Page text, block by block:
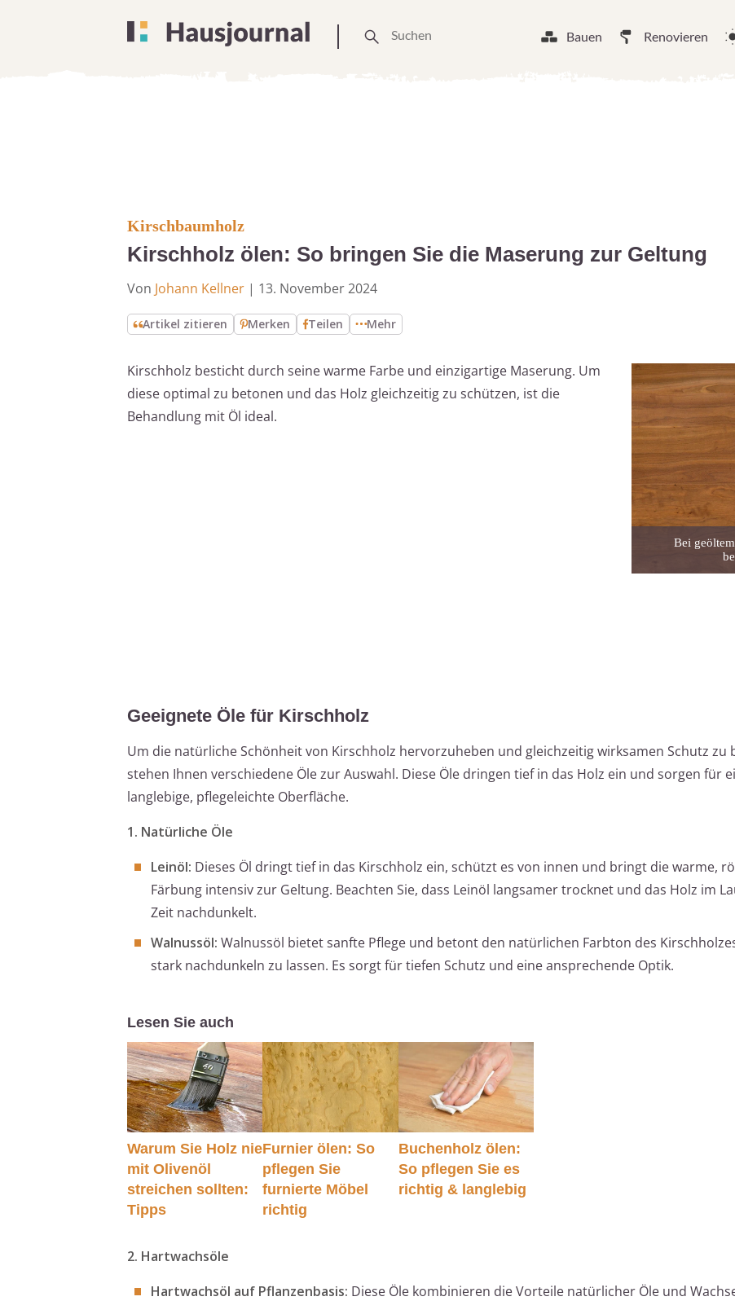
Bauen Renovieren
Kirschbaumholz
Kirschholz ölen: So bringen Sie die Maserung zur Geltung
Von Johann Kellner | 13. November 2024
Artikel zitieren Merken Teilen Mehr
Kirschholz besticht durch seine warme Farbe und einzigartige Maserung. Um
diese optimal zu betonen und das Holz gleichzeitig zu schützen, ist die
Behandlung mit Öl ideal.
Bei
Geeignete Öle für Kirschholz
Um die natürliche Schönheit von Kirschholz hervorzuheben und gleichzeitig wirksamen Schutz zu
stehen Ihnen verschiedene Öle zur Auswahl. Diese Öle dringen tief in das Holz ein und sorgen für
langlebige, pflegeleichte Oberfläche.
1. Natürliche Öle
Leinöl: Dieses Öl dringt tief in das Kirschholz ein, schützt es von innen und bringt die warme,
Färbung intensiv zur Geltung. Beachten Sie, dass Leinöl langsamer trocknet und das Holz im
Zeit nachdunkelt.
Walnussöl: Walnussöl bietet sanfte Pflege und betont den natürlichen Farbton des
stark nachdunkeln zu lassen. Es sorgt für tiefen Schutz und eine ansprechende Optik.
Lesen Sie auch
Warum Sie Holz nie
mit Olivenöl
streichen sollten:
Tipps
Furnier ölen: So
pflegen Sie
furnierte Möbel
richtig
Buchenholz ölen:
So pflegen Sie es
richtig & langlebig
2. Hartwachsöle
Hartwachsöl auf Pflanzenbasis: Diese Öle kombinieren die Vorteile natürlicher Öle und